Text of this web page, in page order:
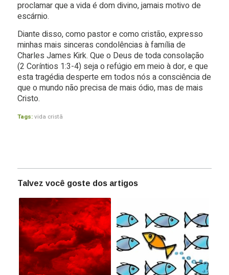
proclamar que a vida é dom divino, jamais motivo de
escárnio.
Diante disso, como pastor e como cristão, expresso
minhas mais sinceras condolências à família de
Charles James Kirk. Que o Deus de toda consolação
(2 Coríntios 1:3-4) seja o refúgio em meio à dor, e que
esta tragédia desperte em todos nós a consciência de
que o mundo não precisa de mais ódio, mas de mais
Cristo.
Tags: vida cristã
Talvez você goste dos artigos